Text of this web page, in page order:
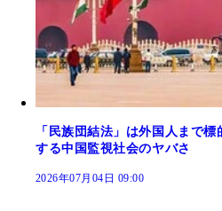
「民族団結法」は外国人まで
する中国監視社会のヤバさ
2026年07月04日 09:00